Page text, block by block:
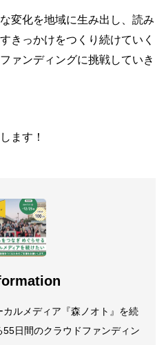
変化を地域に生み出し、読み
きっかけをつくり続けていく
ァンディングに挑戦していき
ます！
ルメディア『森ノオト』を続
日間のクラウドファンディン